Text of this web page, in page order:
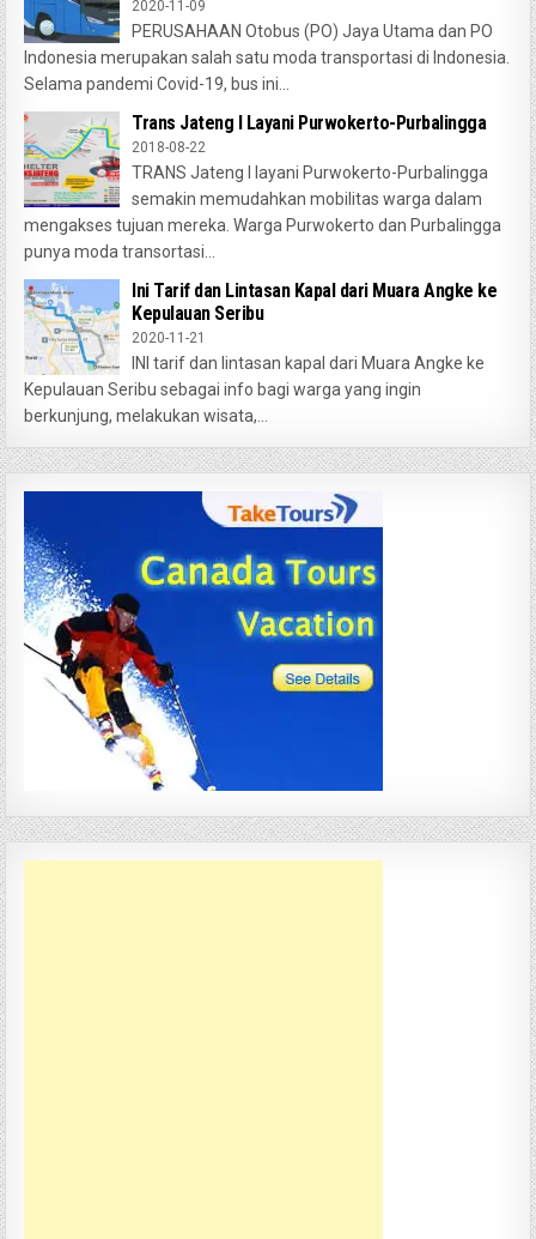
2020-11-09
PERUSAHAAN Otobus (PO) Jaya Utama dan PO
Indonesia merupakan salah satu moda transportasi di Indonesia.
Selama pandemi Covid-19, bus ini...
Trans Jateng I Layani Purwokerto-Purbalingga
2018-08-22
TRANS Jateng I layani Purwokerto-Purbalingga
semakin memudahkan mobilitas warga dalam
mengakses tujuan mereka. Warga Purwokerto dan Purbalingga
punya moda transortasi...
Ini Tarif dan Lintasan Kapal dari Muara Angke ke
Kepulauan Seribu
2020-11-21
INI tarif dan lintasan kapal dari Muara Angke ke
Kepulauan Seribu sebagai info bagi warga yang ingin
berkunjung, melakukan wisata,...